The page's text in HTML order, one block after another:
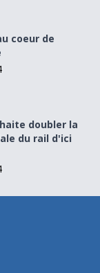
coeur de
rail d&#039;ici
doubler la
du rail d'ici